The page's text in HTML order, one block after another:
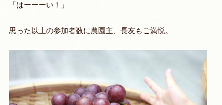
「はーーーい！」
思った以上の参加者数に農園主、長友もご満悦。